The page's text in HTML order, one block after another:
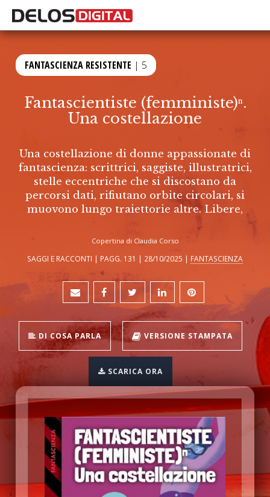
FANTASCIENZA RESISTENTE | 5
Fantascientiste (femministe)ⁿ.
Una costellazione
Una costellazione di donne appassionate di
fantascienza: scrittrici, saggiste, illustratrici,
stelle eccentriche che si discostano da
percorsi dati, rifiutano orbite circolari, si
muovono lungo traiettorie altre. Libere,
Copertina di Claudia Corso
SAGGI E RACCONTI | PAGG. 131 | 28/10/2025 | FANTASCIENZA
DI COSA PARLA VERSIONE STAMPATA
SCARICA ORA